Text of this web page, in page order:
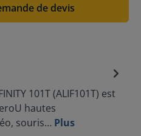
de devis
101T (ALIF101T) est
hautes
souris… Plus